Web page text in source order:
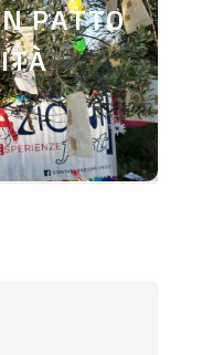
PATTO
comunità